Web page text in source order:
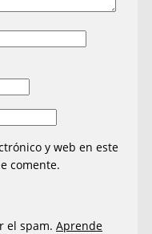
y web en este
comente.
el spam.Aprende